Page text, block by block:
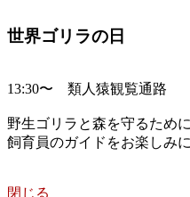
世界ゴリラの日
13:30〜 類人猿観覧通路
野生ゴリラと森を守るため
飼育員のガイドをお楽しみに
閉じる